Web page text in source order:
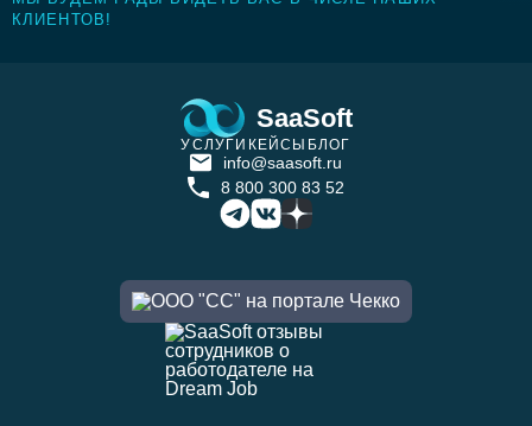
КЛИЕНТОВ!
SaaSoft
УСЛУГИ КЕЙСЫ БЛОГ
info@saasoft.ru
8 800 300 83 52